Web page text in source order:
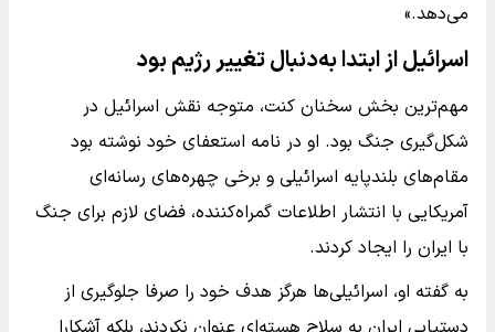
می‌دهد.»
اسرائیل از ابتدا به‌دنبال تغییر رژیم بود
مهم‌ترین بخش سخنان کنت، متوجه نقش اسرائیل در
شکل‌گیری جنگ بود. او در نامه استعفای خود نوشته بود
مقام‌های بلندپایه اسرائیلی و برخی چهره‌های رسانه‌ای
آمریکایی با انتشار اطلاعات گمراه‌کننده، فضای لازم برای جنگ
با ایران را ایجاد کردند.
به گفته او، اسرائیلی‌ها هرگز هدف خود را صرفا جلوگیری از